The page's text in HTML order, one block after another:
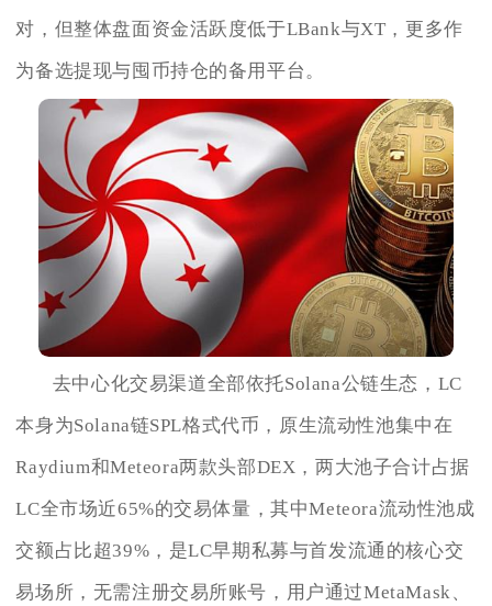
对，但整体盘面资金活跃度低于LBank与XT，更多作
为备选提现与囤币持仓的备用平台。
去中心化交易渠道全部依托Solana公链生态，LC
本身为Solana链SPL格式代币，原生流动性池集中在
Raydium和Meteora两款头部DEX，两大池子合计占据
LC全市场近65%的交易体量，其中Meteora流动性池成
交额占比超39%，是LC早期私募与首发流通的核心交
易场所，无需注册交易所账号，用户通过MetaMask、